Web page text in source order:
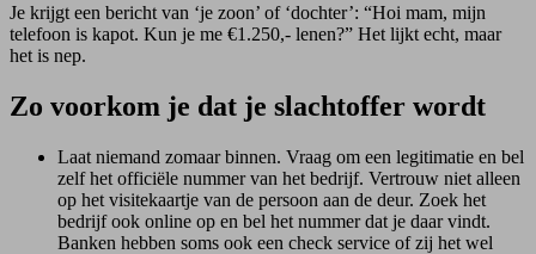
Je krijgt een bericht van ‘je zoon’ of ‘dochter’: “Hoi mam, mijn
telefoon is kapot. Kun je me €1.250,- lenen?” Het lijkt echt, maar
het is nep.
Zo voorkom je dat je slachtoffer wordt
Laat niemand zomaar binnen. Vraag om een legitimatie en bel
zelf het officiële nummer van het bedrijf. Vertrouw niet alleen
op het visitekaartje van de persoon aan de deur. Zoek het
bedrijf ook online op en bel het nummer dat je daar vindt.
Banken hebben soms ook een check service of zij het wel